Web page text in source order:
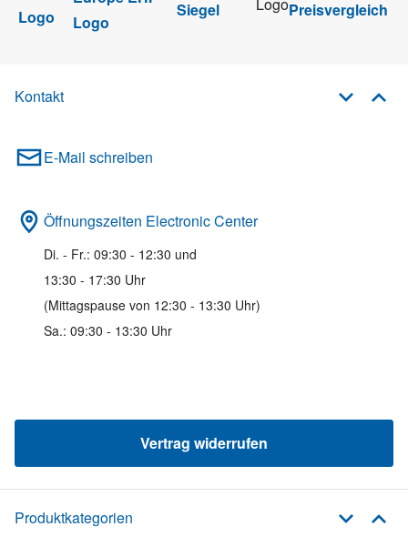
Kontakt
E-Mail schreiben
Öffnungszeiten Electronic Center
Di. - Fr.: 09:30 - 12:30 und
13:30 - 17:30 Uhr
(Mittagspause von 12:30 - 13:30 Uhr)
Sa.: 09:30 - 13:30 Uhr
Vertrag widerrufen
Produktkategorien